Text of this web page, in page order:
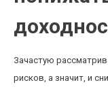
Зачастую
рисков, а значит, и